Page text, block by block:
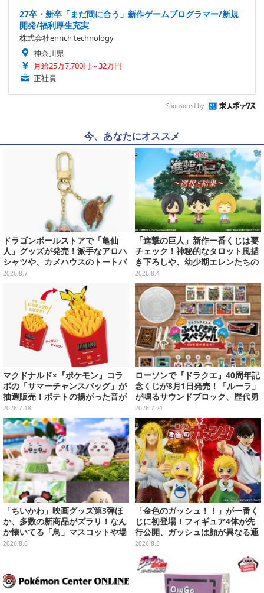
27卒・新卒「まだ間に合う」新作ゲームプログラマー/新規
開発/福利厚生充実
株式会社enrich technology
神奈川県
月給25万7,700円～32万円
正社員
Sponsored by
今、あなたにオススメ
ドラゴンボールストアで「亀仙
人」グッズが発売！派手なアロハ
シャツや、カメハウスのトートバ
ッグなど夏らしいアイテムがズラ
2026.8.7
「進撃の巨人」新作一番くじは要
チェック！神秘的なタロット風描
き下ろしや、幼少期エレンたちの
「ちょこのっこ」フィギュアも
2026.8.4
マクドナルド×『ポケモン』コラ
ボの「サマーチャンスバッグ」が
抽選販売！ポテトの揚がった音が
流れる「とびだすピカチュウ ポテ
トタイマー」など当たる
2026.7.18
ローソンで『ドラクエ』40周年記
念くじが8月1日発売！「ルーラ」
が鳴るサウンドブロック、歴代勇
者＆スライムのフィギュアなど、
シリーズを振り返る景品盛りだく
さん
2026.7.21
「ちいかわ」映画グッズ第3弾ほ
か、多数の新商品がズラリ！なん
か懐いてる「鳥」マスコットや場
面写アイテムなど必見のラインナ
2026.8.6
「金色のガッシュ！！」が一番く
じに初登場！フィギュア4体が先
行公開、ガッシュは顔が異なる通
常/ザケルver.の2種
2026.8.5